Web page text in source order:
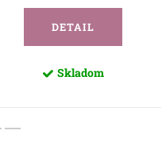
DETAIL
Skladom